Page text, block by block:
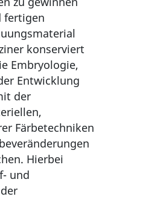
fertigen
konserviert
Embryologie,
Entwicklung
der
Färbetechniken
Hierbei
und